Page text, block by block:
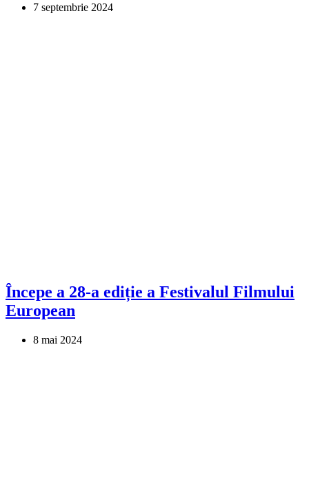
7 septembrie 2024
Începe a 28-a ediție a Festivalul Filmului
European
8 mai 2024